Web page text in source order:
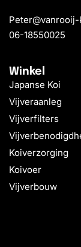
06-18550025
Winkel
Japanse Koi
Vijveraanleg
Vijverfilters
Koiverzorging
Koivoer
Vijverbouw